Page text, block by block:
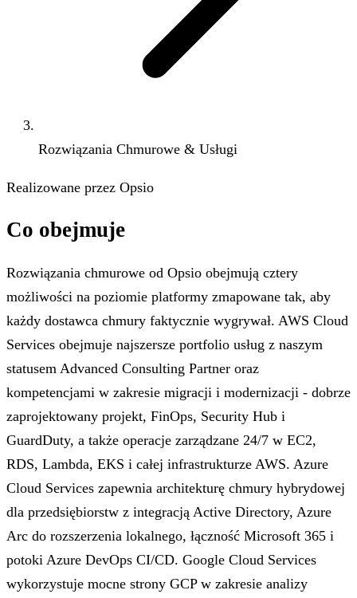
Rozwiązania Chmurowe & Usługi
Realizowane przez Opsio
Co obejmuje
Rozwiązania chmurowe od Opsio obejmują cztery
możliwości na poziomie platformy zmapowane tak, aby
każdy dostawca chmury faktycznie wygrywał. AWS Cloud
Services obejmuje najszersze portfolio usług z naszym
statusem Advanced Consulting Partner oraz
kompetencjami w zakresie migracji i modernizacji - dobrze
zaprojektowany projekt, FinOps, Security Hub i
GuardDuty, a także operacje zarządzane 24/7 w EC2,
RDS, Lambda, EKS i całej infrastrukturze AWS. Azure
Cloud Services zapewnia architekturę chmury hybrydowej
dla przedsiębiorstw z integracją Active Directory, Azure
Arc do rozszerzenia lokalnego, łączność Microsoft 365 i
potoki Azure DevOps CI/CD. Google Cloud Services
wykorzystuje mocne strony GCP w zakresie analizy